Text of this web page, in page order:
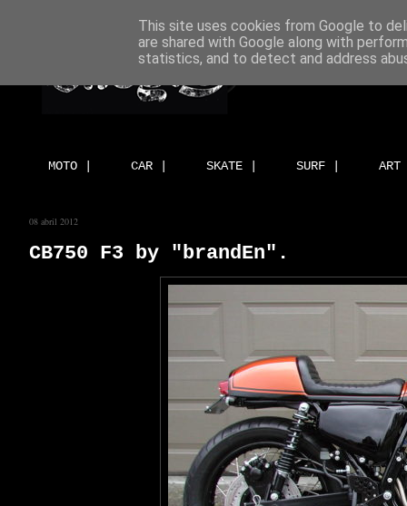
MOTO | CAR | SKATE | SURF |
08 abril 2012
CB750 F3 by "brandEn".
This site uses cookies from Google to
are shared with Google along with
statistics, and to detect and address